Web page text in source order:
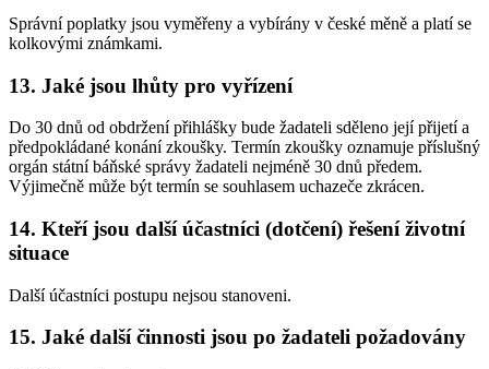
Správní poplatky jsou vyměřeny a vybírány v české měně a platí se
kolkovými známkami.
13. Jaké jsou lhůty pro vyřízení
Do 30 dnů od obdržení přihlášky bude žadateli sděleno její přijetí a
předpokládané konání zkoušky. Termín zkoušky oznamuje příslušný
orgán státní báňské správy žadateli nejméně 30 dnů předem.
Výjimečně může být termín se souhlasem uchazeče zkrácen.
14. Kteří jsou další účastníci (dotčení) řešení životní
situace
Další účastníci postupu nejsou stanoveni.
15. Jaké další činnosti jsou po žadateli požadovány